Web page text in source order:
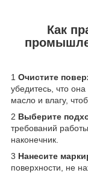
Как
1 Очистите
убедитесь, что
масло и влагу,
2 Выберите
требований
наконечник.
3 Нанесите
поверхности, не